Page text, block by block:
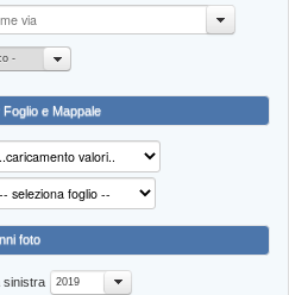
-
e Mappale
foto
sinistra 2019